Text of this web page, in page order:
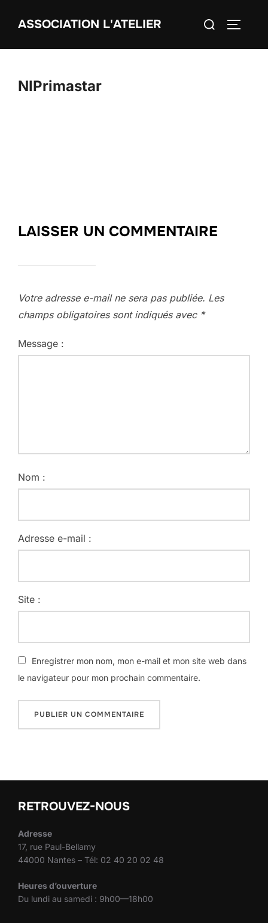
ASSOCIATION L'ATELIER Rechercher :
NIPrimastar
LAISSER UN COMMENTAIRE
Votre adresse e-mail ne sera pas publiée. Les
champs obligatoires sont indiqués avec *
Message :
Nom :
Adresse e-mail :
Site :
Enregistrer mon nom, mon e-mail et mon site web dans
le navigateur pour mon prochain commentaire.
RETROUVEZ-NOUS
Adresse
17, rue Paul-Bellamy
44000 Nantes – Tél: 02 40 20 02 48
Heures d’ouverture
Du lundi au samedi : 9h00—18h00